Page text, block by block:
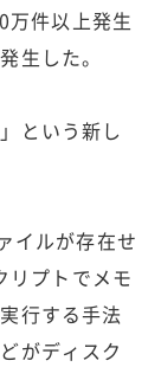
万件以上発生
生した。
という新し
イルが存在せ
プトでメモ
行する手法
がディスク